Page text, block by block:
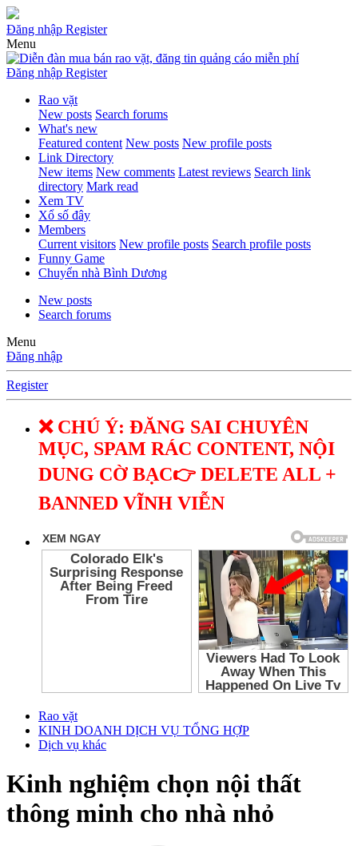
Đăng nhập Register
Menu
Đăng nhập Register
Rao vặt
New posts Search forums
What's new
Featured content New posts New profile posts
Link Directory
New items New comments Latest reviews Search link
directory Mark read
Xem TV
Xổ số đây
Members
Current visitors New profile posts Search profile posts
Funny Game
Chuyển nhà Bình Dương
New posts
Search forums
Menu
Đăng nhập
Register
❌ CHÚ Ý: ĐĂNG SAI CHUYÊN
MỤC, SPAM RÁC CONTENT, NỘI
DUNG CỜ BẠC👉 DELETE ALL +
BANNED VĨNH VIỄN
Rao vặt
KINH DOANH DỊCH VỤ TỔNG HỢP
Dịch vụ khác
Kinh nghiệm chọn nội thất
thông minh cho nhà nhỏ